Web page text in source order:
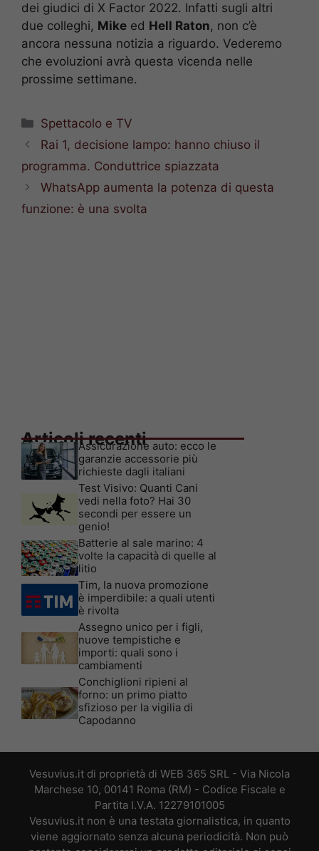
dei giudici di X Factor 2022. Infatti sugli altri
due colleghi, Mike ed Hell Raton, non c’è
ancora nessuna notizia a riguardo. Vederemo
che evoluzioni avrà questa vicenda nelle
prossime settimane.
Categorie
Spettacolo e TV
Rai 1, decisione lampo: hanno chiuso il
programma. Conduttrice spiazzata
WhatsApp aumenta la potenza di questa
funzione: è una svolta
Articoli recenti
Assicurazione auto: ecco le
garanzie accessorie più
richieste dagli italiani
Test Visivo: Quanti Cani
vedi nella foto? Hai 30
secondi per essere un
genio!
Batterie al sale marino: 4
volte la capacità di quelle al
litio
Tim, la nuova promozione
è imperdibile: a quali utenti
è rivolta
Assegno unico per i figli,
nuove tempistiche e
importi: quali sono i
cambiamenti
Conchiglioni ripieni al
forno: un primo piatto
sfizioso per la vigilia di
Capodanno
Vesuvius.it di proprietà di WEB 365 SRL - Via Nicola
Marchese 10, 00141 Roma (RM) - Codice Fiscale e
Partita I.V.A. 12279101005
Vesuvius.it non è una testata giornalistica, in quanto
viene aggiornato senza alcuna periodicità. Non può